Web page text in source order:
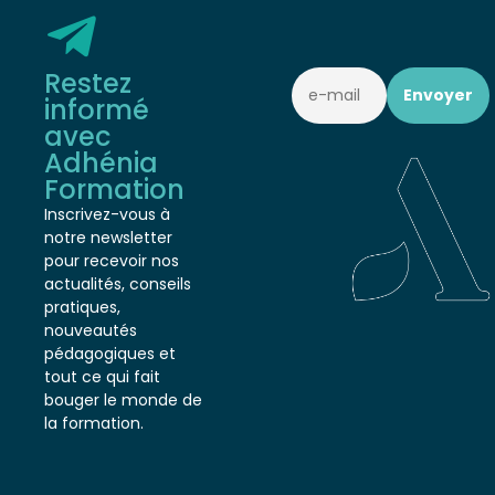
Restez
informé
avec
Adhénia
Formation
Inscrivez-vous à
notre newsletter
pour recevoir nos
actualités, conseils
pratiques,
nouveautés
pédagogiques et
tout ce qui fait
bouger le monde de